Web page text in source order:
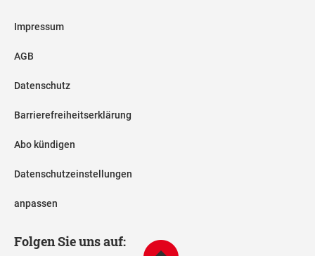
Impressum
AGB
Datenschutz
Barrierefreiheitserklärung
Abo kündigen
Datenschutzeinstellungen
anpassen
Folgen Sie uns auf: